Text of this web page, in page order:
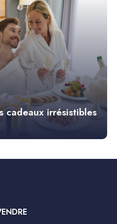
cadeaux irrésistibles